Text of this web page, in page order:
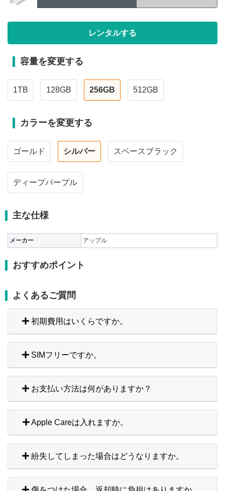
容量を変更する
1TB 128GB 256GB 512GB
カラーを変更する
ゴールド シルバー スペースブラック
ディープパープル
主な仕様
メーカー アップル
おすすめポイント
よくあるご質問
初期費用はいくらですか。
SIMフリーですか。
お支払い方法は何がありますか？
Apple Careは入れますか。
紛失してしまった場合はどうなりますか。